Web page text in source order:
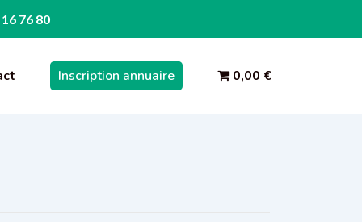
76 80
Inscription annuaire 0,00 €